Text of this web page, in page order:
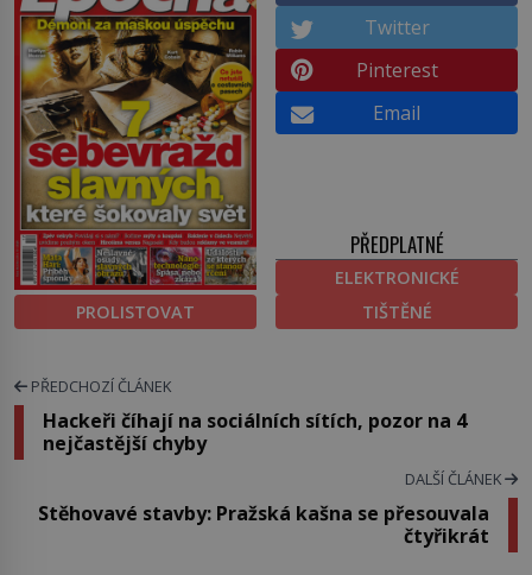
PROLISTOVAT
Twitter
Pinterest
Email
PŘEDPLATNÉ
ELEKTRONICKÉ
TIŠTĚNÉ
PŘEDCHOZÍ ČLÁNEK
Hackeři číhají na sociálních sítích, pozor na 4
nejčastější chyby
DALŠÍ ČLÁNEK
Stěhovavé stavby: Pražská kašna se přesouvala
čtyřikrát